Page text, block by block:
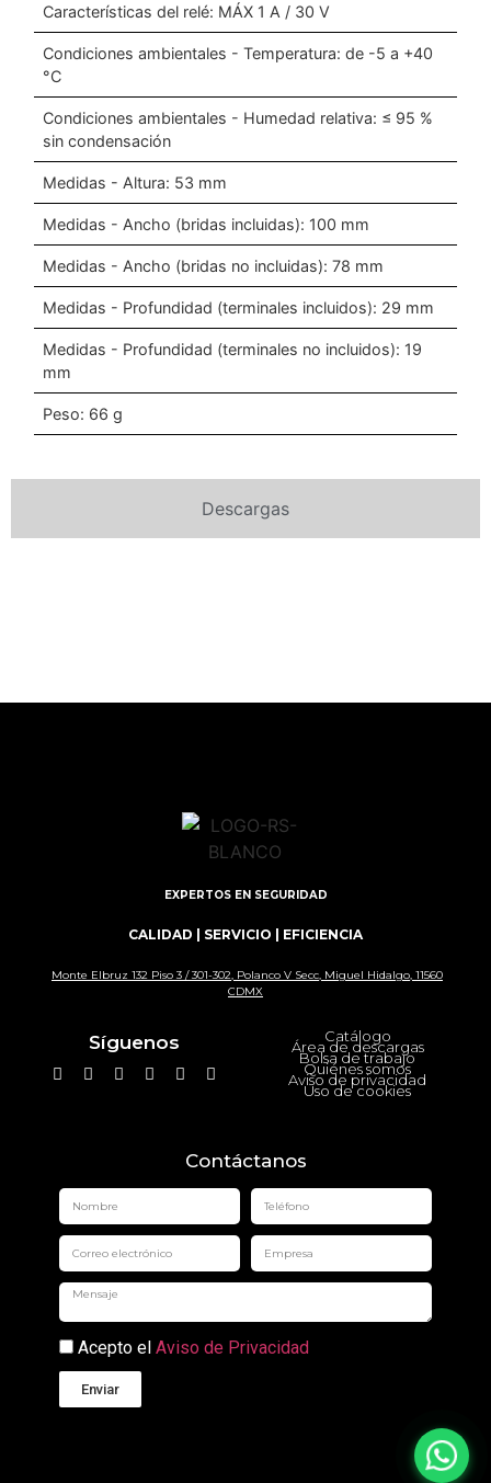
Descargas
Características del relé: MÁX 1 A / 30 V
Condiciones ambientales - Temperatura: de -5 a +40
°C
Condiciones ambientales - Humedad relativa: ≤ 95 %
sin condensación
Medidas - Altura: 53 mm
Medidas - Ancho (bridas incluidas): 100 mm
Medidas - Ancho (bridas no incluidas): 78 mm
Medidas - Profundidad (terminales incluidos): 29 mm
Medidas - Profundidad (terminales no incluidos): 19
mm
Peso: 66 g
EXPERTOS EN SEGURIDAD
CALIDAD | SERVICIO | EFICIENCIA
Monte Elbruz 132 Piso 3 / 301-302, Polanco V Secc, Miguel Hidalgo, 11560
CDMX
Síguenos Catálogo
Área de descargas
Bolsa de trabajo
Quiénes somos
Aviso de privacidad
Uso de cookies
Contáctanos
Acepto el Aviso de Privacidad
Enviar